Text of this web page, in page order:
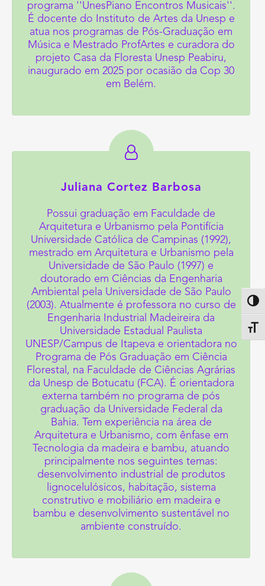
programa ''UnesPiano Encontros Musicais''.
É docente do Instituto de Artes da Unesp e
atua nos programas de Pós-Graduação em
Música e Mestrado ProfArtes e curadora do
projeto Casa da Floresta Unesp Peabiru,
inaugurado em 2025 por ocasião da Cop 30
em Belém.
Juliana Cortez Barbosa
Possui graduação em Faculdade de
Arquitetura e Urbanismo pela Pontifícia
Universidade Católica de Campinas (1992),
mestrado em Arquitetura e Urbanismo pela
Universidade de São Paulo (1997) e
doutorado em Ciências da Engenharia
Ambiental pela Universidade de São Paulo
(2003). Atualmente é professora no curso de
Engenharia Industrial Madeireira da
Universidade Estadual Paulista
UNESP/Campus de Itapeva e orientadora no
Programa de Pós Graduação em Ciência
Florestal, na Faculdade de Ciências Agrárias
da Unesp de Botucatu (FCA). É orientadora
externa também no programa de pós
graduação da Universidade Federal da
Bahia. Tem experiência na área de
Arquitetura e Urbanismo, com ênfase em
Tecnologia da madeira e bambu, atuando
principalmente nos seguintes temas:
desenvolvimento industrial de produtos
lignocelulósicos, habitação, sistema
construtivo e mobiliário em madeira e
bambu e desenvolvimento sustentável no
ambiente construído.